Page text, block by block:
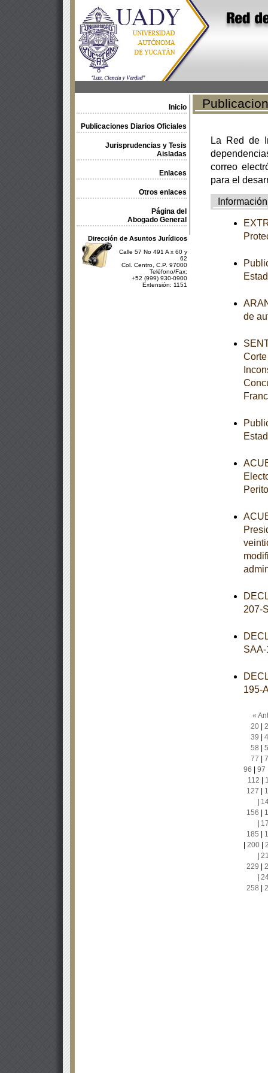
Inicio
Publicaciones Diarios Oficiales
Jurisprudencias y Tesis
Aisladas
Enlaces
Otros enlaces
Página del
Abogado General
Dirección de Asuntos Jurídicos
Calle 57 No 491 A x 60 y
62
Col. Centro, C.P. 97000
Teléfono/Fax:
+52 (999) 930-0900
Extensión: 1151
La Red de
correo
para el
Información
de
207-
195-
«
20|
39
58
77
96
97
112
127
156
185
200|
229
258